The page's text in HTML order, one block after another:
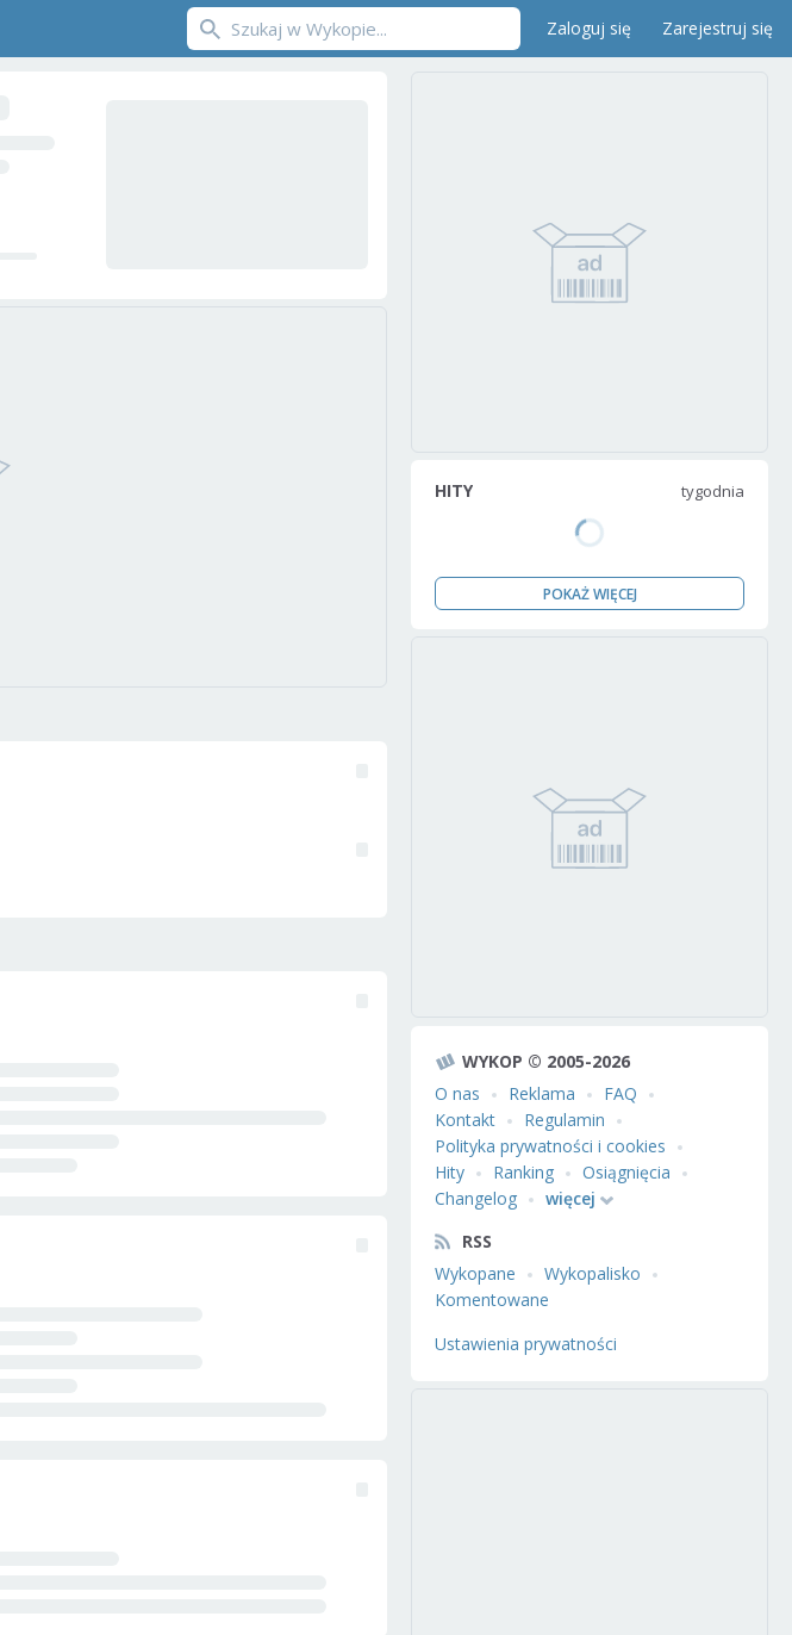
Zaloguj się Zarejestruj się
HITY tygodnia
POKAŻ WIĘCEJ
WYKOP © 2005-2026
O nas
Reklama
FAQ
Kontakt
Regulamin
Polityka prywatności i cookies
Hity
Ranking
Osiągnięcia
Changelog
więcej
RSS
Wykopane
Wykopalisko
Komentowane
Ustawienia prywatności